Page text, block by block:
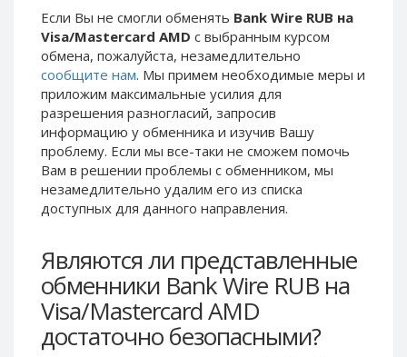
Если Вы не смогли обменять Bank Wire RUB на
Visa/Mastercard AMD с выбранным курсом
обмена, пожалуйста, незамедлительно
сообщите нам. Мы примем необходимые меры и
приложим максимальные усилия для
разрешения разногласий, запросив
информацию у обменника и изучив Вашу
проблему. Если мы все-таки не сможем помочь
Вам в решении проблемы c обменником, мы
незамедлительно удалим его из списка
доступных для данного направления.
Являются ли представленные
обменники Bank Wire RUB на
Visa/Mastercard AMD
достаточно безопасными?
Phone Balance AMD
Neteller USD
Neteller EUR
Neteller INR
Neteller PLN
Neteller GBP
Neteller NOK
Neteller SEK
PaySera EUR
PaySera PLN
AliPay CNY
UnionPay CNY
Phone Balance AMD
Neteller USD
Neteller EUR
Neteller INR
Neteller PLN
Neteller GBP
Neteller NOK
Neteller SEK
PaySera PLN
AliPay CNY
UnionPay CNY